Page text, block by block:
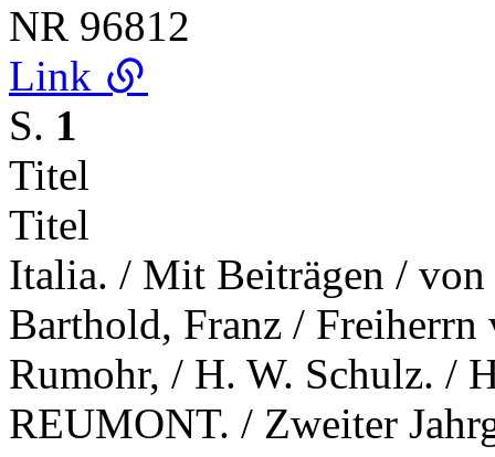
NR 96812
Link
S. 1
Titel
Titel
Italia. / Mit Beiträgen /
Barthold, Franz / Freiherrn
Rumohr, / H. W. Schulz. /
REUMONT. / Zweiter